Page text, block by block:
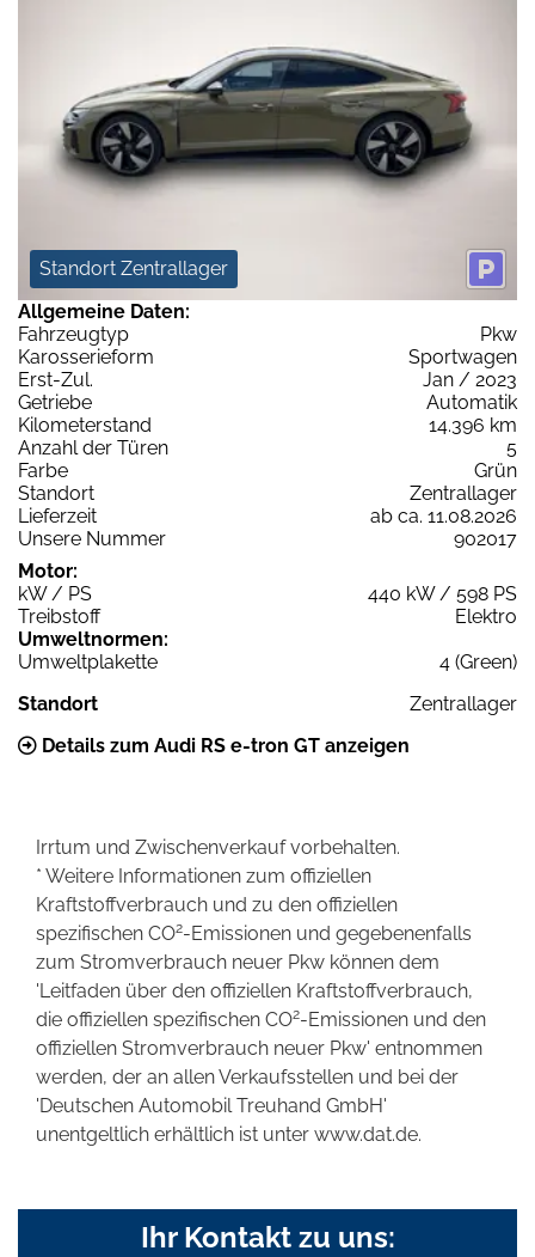
Standort Zentrallager
Allgemeine Daten:
Fahrzeugtyp
Pkw
Karosserieform
Sportwagen
Erst-Zul.
Jan / 2023
Getriebe
Automatik
Kilometerstand
14.396 km
Anzahl der Türen
5
Farbe
Grün
Standort
Zentrallager
Lieferzeit
ab ca. 11.08.2026
Unsere Nummer
902017
Motor:
kW / PS
440 kW / 598 PS
Treibstoff
Elektro
Umweltnormen:
Umweltplakette
4 (Green)
Standort
Zentrallager
Details zum Audi RS e-tron GT anzeigen
Irrtum und Zwischenverkauf vorbehalten.
* Weitere Informationen zum offiziellen
Kraftstoffverbrauch und zu den offiziellen
spezifischen CO2-Emissionen und gegebenenfalls
zum Stromverbrauch neuer Pkw können dem
'Leitfaden über den offiziellen Kraftstoffverbrauch,
die offiziellen spezifischen CO2-Emissionen und den
offiziellen Stromverbrauch neuer Pkw' entnommen
werden, der an allen Verkaufsstellen und bei der
'Deutschen Automobil Treuhand GmbH'
unentgeltlich erhältlich ist unter www.dat.de.
Ihr Kontakt zu uns: